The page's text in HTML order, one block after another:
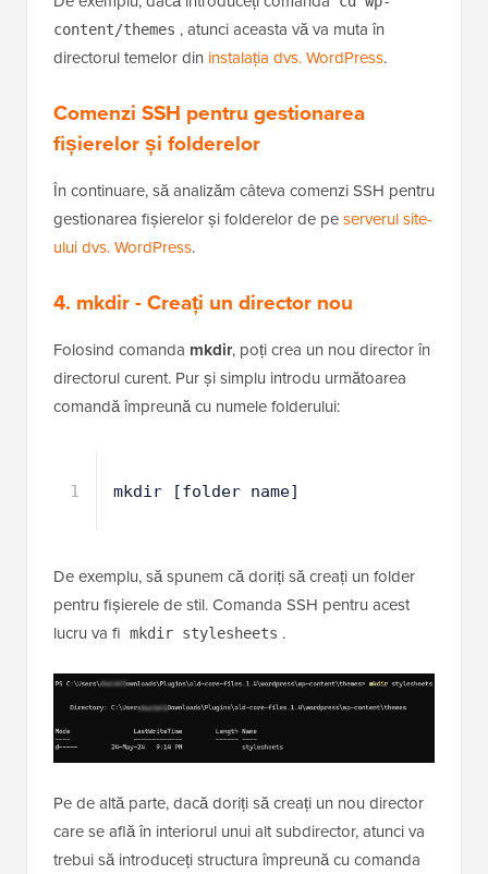
content/themes , atunci aceasta vă va muta în
directorul temelor din instalația dvs. WordPress.
Comenzi SSH pentru gestionarea
fișierelor și folderelor
În continuare, să analizăm câteva comenzi SSH pentru
gestionarea fișierelor și folderelor de peserverul site-
ului dvs. WordPress.
4. mkdir - Creați un director nou
Folosind comanda mkdir, poți crea un nou director în
directorul curent. Pur și simplu introdu următoarea
comandă împreună cu numele folderului:
1 mkdir [folder name]
De exemplu, să spunem că doriți să creați un folder
pentru fișierele de stil. Comanda SSH pentru acest
lucru va fi mkdir stylesheets .
Pe de altă parte, dacă doriți să creați un nou director
care se află în interiorul unui alt subdirector, atunci va
trebui să introduceți structura împreună cu comanda